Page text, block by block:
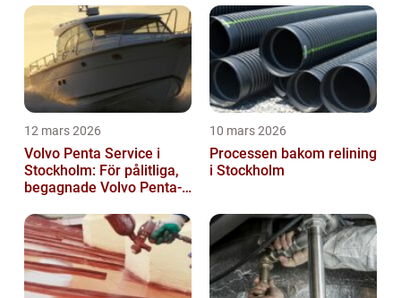
12 mars 2026
Volvo Penta Service i
Stockholm: För pålitliga,
begagnade Volvo Penta-
10 mars 2026
Processen bakom relining
i Stockholm